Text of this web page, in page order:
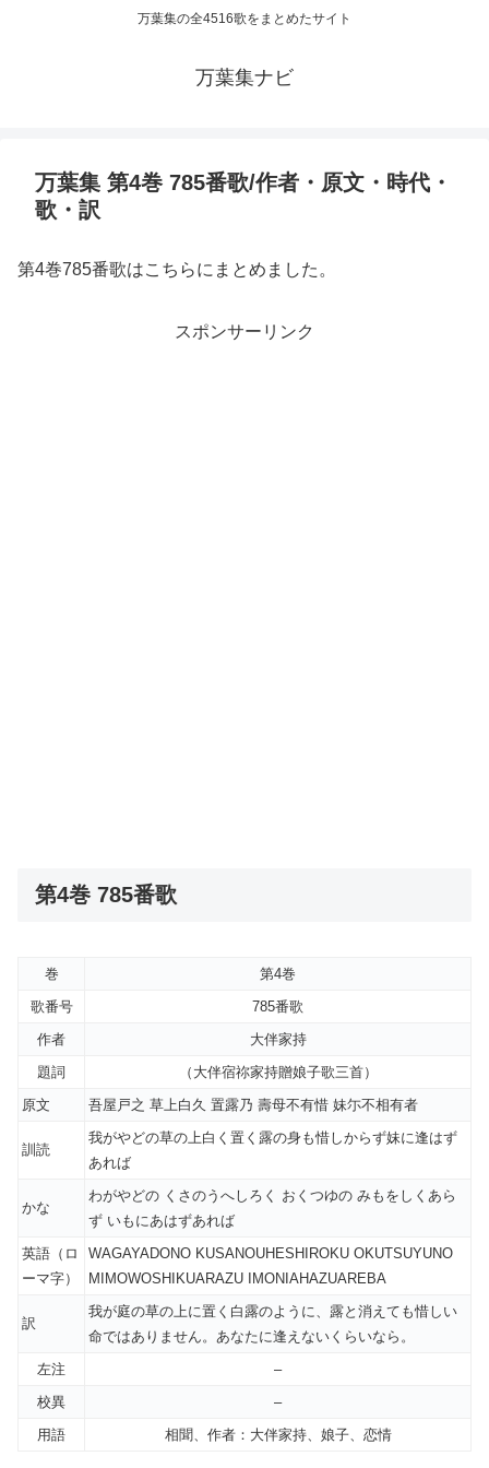
万葉集の全4516歌をまとめたサイト
万葉集ナビ
万葉集 第4巻 785番歌/作者・原文・時代・
歌・訳
第4巻785番歌はこちらにまとめました。
スポンサーリンク
第4巻 785番歌
巻
第4巻
歌番号
785番歌
作者
大伴家持
題詞
（大伴宿祢家持贈娘子歌三首）
原文
吾屋戸之 草上白久 置露乃 壽母不有惜 妹尓不相有者
訓読
我がやどの草の上白く置く露の身も惜しからず妹に逢はず
あれば
かな
わがやどの くさのうへしろく おくつゆの みもをしくあら
ず いもにあはずあれば
英語（ロ
ーマ字）
WAGAYADONO KUSANOUHESHIROKU OKUTSUYUNO
MIMOWOSHIKUARAZU IMONIAHAZUAREBA
訳
我が庭の草の上に置く白露のように、露と消えても惜しい
命ではありません。あなたに逢えないくらいなら。
左注
–
校異
–
用語
相聞、作者：大伴家持、娘子、恋情